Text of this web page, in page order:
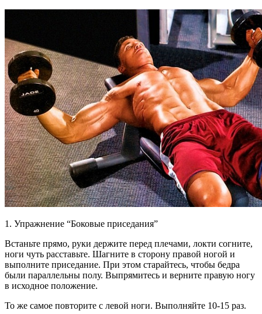
1. Упражнение “Боковые приседания”
Встаньте прямо, руки держите перед плечами, локти согните,
ноги чуть расставьте. Шагните в сторону правой ногой и
выполните приседание. При этом старайтесь, чтобы бедра
были параллельны полу. Выпрямитесь и верните правую ногу
в исходное положение.
То же самое повторите с левой ноги. Выполняйте 10-15 раз.